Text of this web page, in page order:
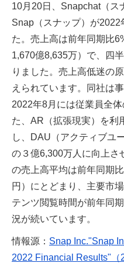
10月20日、Snapchat（ス
Snap（スナップ）が
た。売上高は前年同期比
1,670億8,635万）で、四
りました。売上高低迷の
えられています。同社は
2022年8月には従業員全
た、AR（拡張現実）を利
し、DAU（アクティブユ
の３億6,300万人に向上さ
の売上高平均は前年同期
円）にとどまり、主要市
テンツ閲覧時間が前年同
況が続いています。
情報源： Snap Inc."Snap
2022 Financial Results"（